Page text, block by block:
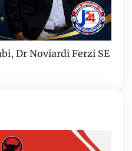
Dr Noviardi Ferzi SE